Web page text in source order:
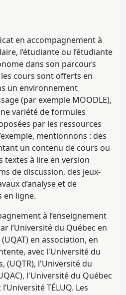
en accompagnement à
l’étudiante ou l’étudiante
dans son parcours
cours sont offerts en
un environnement
(par exemple MOODLE),
variété de formules
par les ressources
mentionnons : des
un contenu de cours ou
textes à lire en version
de discussion, des jeux-
d’analyse et de
en ligne.
à l’enseignement
l’Université du Québec en
en association, en
avec l'Université du
(UQTR), l'Université du
l'Université du Québec
TÉLUQ. Les